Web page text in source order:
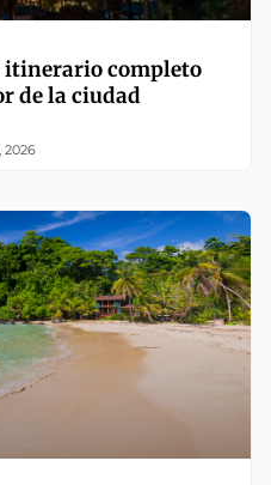
itinerario completo
de la ciudad
2026